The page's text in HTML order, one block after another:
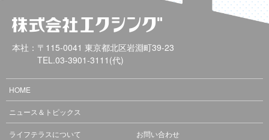
本社：〒115-0041 東京都北区岩淵町39-23
TEL.03-3901-3111 (代)
HOME
ニュース＆トピックス
ライフテラスについて お問い合わせ